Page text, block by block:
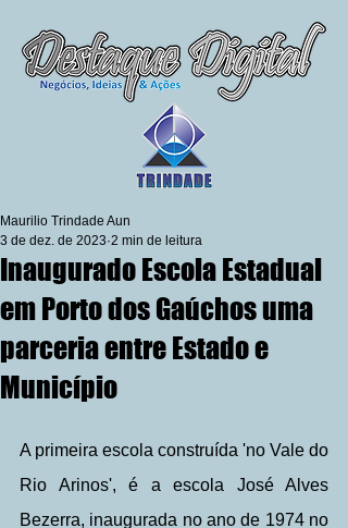
Inaugurado Escola Estadual
em Porto dos Gaúchos uma
parceria entre Estado e
Município
Maurilio Trindade Aun
3 de dez. de 2023 2 min de leitura
A primeira escola construída 'no Vale do
Rio Arinos', é a escola José Alves
Bezerra, inaugurada no ano de 1974 no